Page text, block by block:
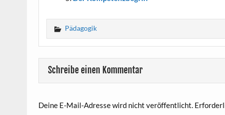
Pädagogik
Schreibe einen Kommentar
Deine E-Mail-Adresse wird nicht veröffentlicht.